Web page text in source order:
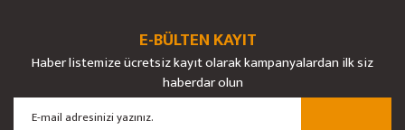
E-BÜLTEN KAYIT
Haber listemize ücretsiz kayıt olarak kampanyalardan ilk siz
haberdar olun